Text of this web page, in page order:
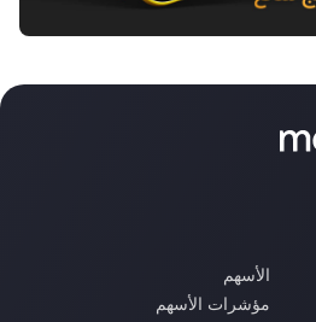
الأسهم
مؤشرات الأسهم